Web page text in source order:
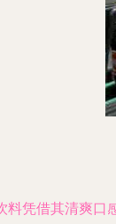
料凭借其清爽